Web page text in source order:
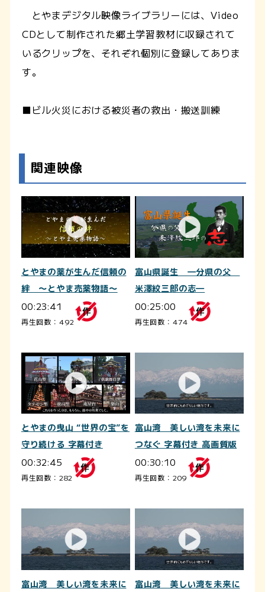
とやまデジタル映像ライブラリーには、Video
CDとして制作された郷土学習教材に収録されて
いるクリップを、それぞれ個別に登録してありま
す。
■ビル火災における被災者の救出・搬送訓練
関連映像
とやまの薬が生んだ信頼の
絆 ～とやま売薬物語～
00:23:41
再生回数：492
富山県誕生 ―分県の父
米澤紋三郎の志―
00:25:00
再生回数：474
とやまの曳山 “世界の宝”を
守り続ける 字幕付き
00:32:45
再生回数：282
富山湾 美しい湾を未来に
つなぐ 字幕付き 高画質版
00:30:10
再生回数：209
富山湾 美しい湾を未来に
富山湾 美しい湾を未来に